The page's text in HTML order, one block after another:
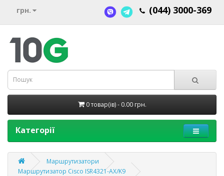
грн. (044) 3000-369
0 товар(ів) - 0.00 грн.
Категорії
Маршрутизатори
Маршрутизатор Cisco ISR4321-AX/K9